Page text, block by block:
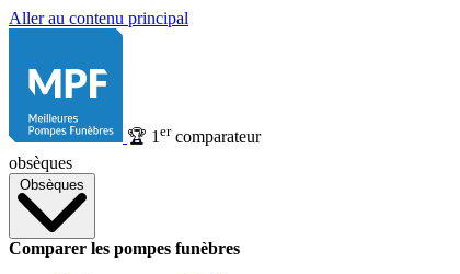
Aller au contenu principal
🏆 1 ercomparateur
obsèques
Obsèques
Comparer les pompes funèbres